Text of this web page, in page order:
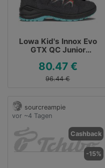
Lowa Kid's Innox Evo
GTX QC Junior
grau für 80,47 €
80.47 €
96.44 €
sourcreampie
vor ~4 Tagen
Cashback
-15%